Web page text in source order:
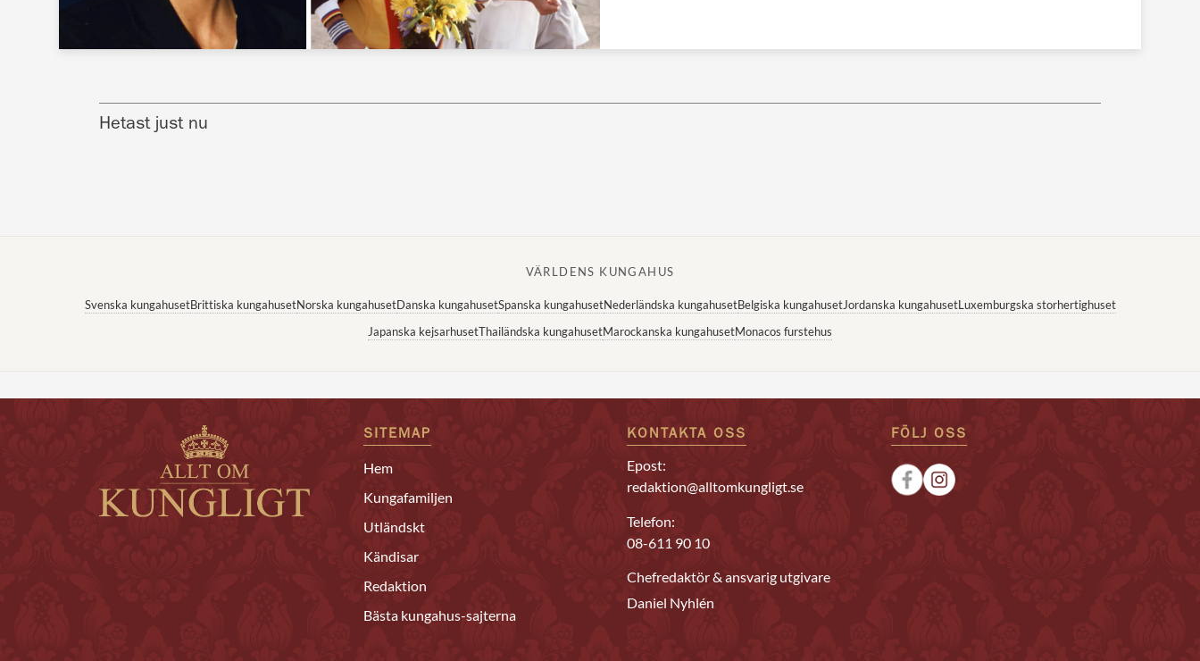
Hetast just nu
VÄRLDENS KUNGAHUS
Svenska kungahusetBrittiska kungahusetNorska kungahusetDanska kungahusetSpanska kungahusetNederländska kungahusetBelgiska kungahusetJordanska kungahusetLuxemburgska storhertighuset
Japanska kejsarhusetThailändska kungahusetMarockanska kungahusetMonacos furstehus
SITEMAP
Hem
Kungafamiljen
Utländskt
Kändisar
Redaktion
Bästa kungahus-sajterna
KONTAKTA OSS
Epost:
redaktion@alltomkungligt.se
Telefon:
08-611 90 10
Chefredaktör & ansvarig utgivare
Daniel Nyhlén
FÖLJ OSS